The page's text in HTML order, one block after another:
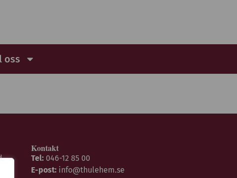
oss
Kontakt
Tel: 046-12 85 00
E-post: info@thulehem.se